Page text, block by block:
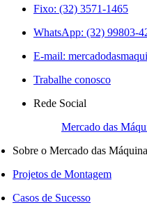
Fixo: (32) 3571-1465
WhatsApp: (32) 99803-
E-mail:
Trabalhe conosco
Rede Social
Mercado das
Sobre o Mercado das
Projetos de Montagem
Casos de Sucesso